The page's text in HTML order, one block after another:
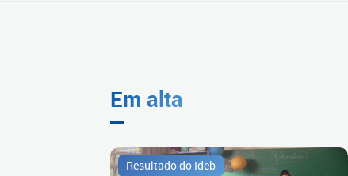
Em alta
Resultado do Ideb